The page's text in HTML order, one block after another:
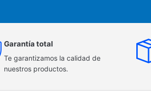
Garantía total
Te garantizamos la calidad de
nuestros productos.